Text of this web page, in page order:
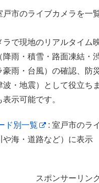
戸市のライブカメラを一
ラで現地のリアルタイム
降雨・積雪・路面凍結・
豪雨・台風）の確認、防
波・地震）として役立ち
示可能です。
ド別一覧
: 室戸市のラ
や海・道路など）に表示
スポンサーリンク